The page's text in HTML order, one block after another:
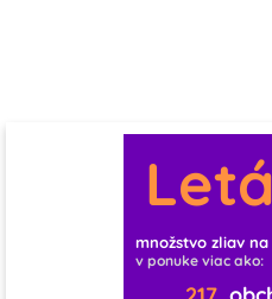
0
1
množstvo zliav
v ponuke viac ako: